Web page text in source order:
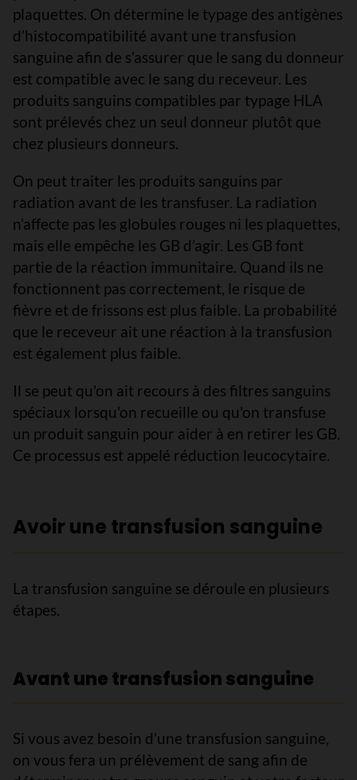
plaquettes. On détermine le typage des antigènes
d’histocompatibilité avant une transfusion
sanguine afin de s’assurer que le sang du donneur
est compatible avec le sang du receveur. Les
produits sanguins compatibles par typage HLA
sont prélevés chez un seul donneur plutôt que
chez plusieurs donneurs.
On peut traiter les produits sanguins par
radiation avant de les transfuser. La radiation
n’affecte pas les globules rouges ni les plaquettes,
mais elle empêche les GB d’agir. Les GB font
partie de la réaction immunitaire. Quand ils ne
fonctionnent pas correctement, le risque de
fièvre et de frissons est plus faible. La probabilité
que le receveur ait une réaction à la transfusion
est également plus faible.
Il se peut qu'on ait recours à des filtres sanguins
spéciaux lorsqu'on recueille ou qu'on transfuse
un produit sanguin pour aider à en retirer les GB.
Ce processus est appelé réduction leucocytaire.
Avoir une transfusion sanguine
La transfusion sanguine se déroule en plusieurs
étapes.
Avant une transfusion sanguine
Si vous avez besoin d’une transfusion sanguine,
on vous fera un prélèvement de sang afin de